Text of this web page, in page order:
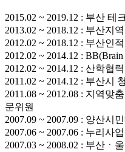
2015.02 ~ 2019.12 : 부산 테
2013.02 ~ 2018.12 : 부산지
2012.02 ~ 2018.12 : 부산인
2012.02 ~ 2014.12 :
2012.02 ~ 2014.12 : 산학협
2011.02 ~ 2014.12 : 부산시
2011.08 ~ 2012.08 : 지역맞
문위원
2007.09 ~ 2007.09 : 양산시
2007.06 ~ 2007.06 : 누리사
2007.03 ~ 2008.02 : 부산ㆍ